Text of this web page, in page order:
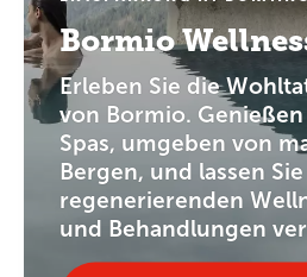
Bormio
Erleben Sie die
von Bormio.
Spas, umgeben von
Bergen, und lassen
regenerierenden
und Behandlungen